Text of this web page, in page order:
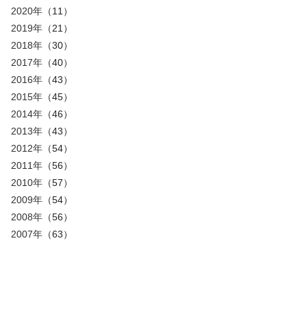
2020年 （11）
2019年 （21）
2018年 （30）
2017年 （40）
2016年 （43）
2015年 （45）
2014年 （46）
2013年 （43）
2012年 （54）
2011年 （56）
2010年 （57）
2009年 （54）
2008年 （56）
2007年 （63）